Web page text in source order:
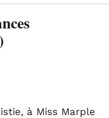
à Miss Marple